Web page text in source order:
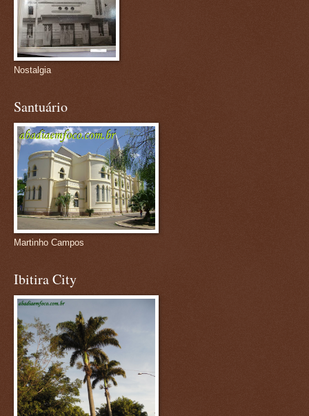
Nostalgia
Santuário
Martinho Campos
Ibitira City